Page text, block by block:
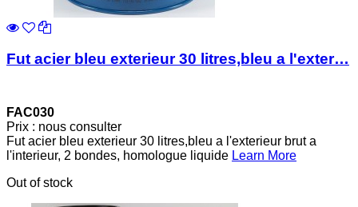
Fut acier bleu exterieur 30 litres,bleu a l'exter…
FAC030
Prix : nous consulter
Fut acier bleu exterieur 30 litres,bleu a l'exterieur brut a
l'interieur, 2 bondes, homologue liquide Learn More
Out of stock